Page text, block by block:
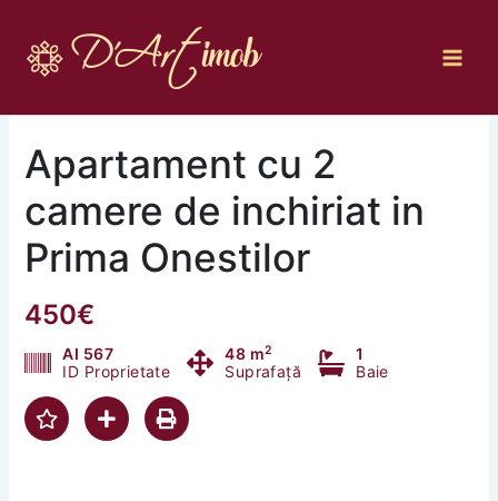
content
Apartament cu 2
camere de inchiriat in
Prima Onestilor
450€
AI 567
ID Proprietate
48 m2
Suprafață
1
Baie